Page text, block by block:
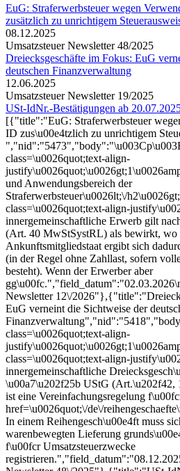
EuG: Straferwerbsteuer wegen
zusätzlich zu unrichtigem
08.12.2025
Umsatzsteuer Newsletter 48/2025
Dreiecksgeschäfte im Fokus: EuG
deutschen Finanzverwaltung
12.06.2025
Umsatzsteuer Newsletter 19/2025
USt-IdNr.-Bestätigungen ab
[{"title":"EuG: Straferwerbsteuer
ID zus\u00e4tzlich zu unrichtigem
class=\u0026quot;text-align-
und Anwendungsbereich der
Straferwerbsteuer\u0026lt;\/
class=\u0026quot;text-align-
innergemeinschaftliche Erwerb gilt
(Art. 40 MwStSystRL) als bewirkt, wo
Ankunftsmitgliedstaat ergibt sich
(in der Regel ohne Zahllast, sofern
besteht). Wenn der Erwerber aber
Newsletter 12\/
EuG verneint die Sichtweise der
class=\u0026quot;text-align-
class=\u0026quot;text-align-
innergemeinschaftliche
\u00a7\u202f25b UStG
ist eine Vereinfachungsregelung
href=\u0026quot;\/de\/
In einem Reihengesch\u00e4ft muss
warenbewegten Lieferung
f\u00fcr Umsatzsteuerzwecke